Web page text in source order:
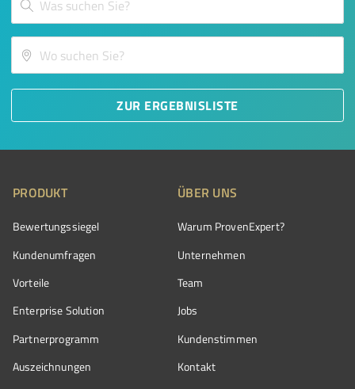
ZUR ERGEBNISLISTE
PRODUKT
Bewertungssiegel
Kundenumfragen
Vorteile
Enterprise Solution
Partnerprogramm
Auszeichnungen
ÜBER UNS
Warum ProvenExpert?
Unternehmen
Team
Jobs
Kundenstimmen
Kontakt